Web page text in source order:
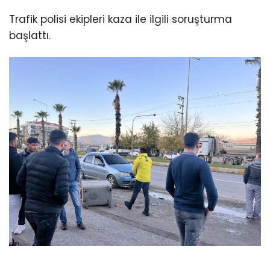
Trafik polisi ekipleri kaza ile ilgili soruşturma
başlattı.